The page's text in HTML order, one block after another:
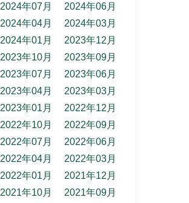
2024年07月
2024年06月
2024年04月
2024年03月
2024年01月
2023年12月
2023年10月
2023年09月
2023年07月
2023年06月
2023年04月
2023年03月
2023年01月
2022年12月
2022年10月
2022年09月
2022年07月
2022年06月
2022年04月
2022年03月
2022年01月
2021年12月
2021年10月
2021年09月